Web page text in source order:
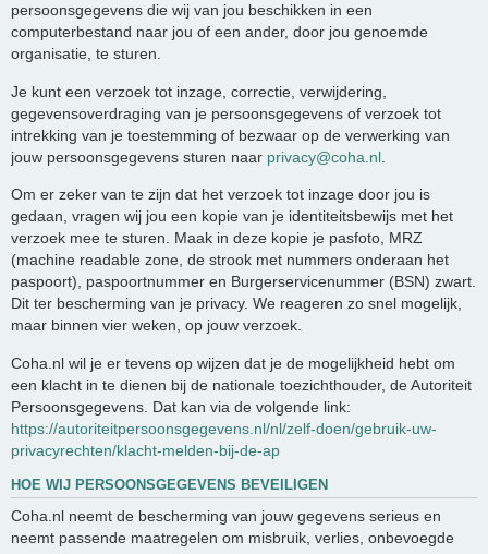
persoonsgegevens die wij van jou beschikken in een
computerbestand naar jou of een ander, door jou genoemde
organisatie, te sturen.
Je kunt een verzoek tot inzage, correctie, verwijdering,
gegevensoverdraging van je persoonsgegevens of verzoek tot
intrekking van je toestemming of bezwaar op de verwerking van
jouw persoonsgegevens sturen naar privacy@coha.nl
Om er zeker van te zijn dat het verzoek tot inzage door jou is
gedaan, vragen wij jou een kopie van je identiteitsbewijs met het
verzoek mee te sturen. Maak in deze kopie je pasfoto, MRZ
(machine readable zone, de strook met nummers onderaan het
paspoort), paspoortnummer en Burgerservicenummer (BSN) zwart.
Dit ter bescherming van je privacy. We reageren zo snel mogelijk,
maar binnen vier weken, op jouw verzoek.
Coha.nl wil je er tevens op wijzen dat je de mogelijkheid hebt om
een klacht in te dienen bij de nationale toezichthouder, de Autoriteit
Persoonsgegevens. Dat kan via de volgende link:
https://autoriteitpersoonsgegevens.nl/nl/zelf-doen/gebruik-uw-
privacyrechten/klacht-melden-bij-de-ap
HOE WIJ PERSOONSGEGEVENS BEVEILIGEN
Coha.nl neemt de bescherming van jouw gegevens serieus en
neemt passende maatregelen om misbruik, verlies, onbevoegde